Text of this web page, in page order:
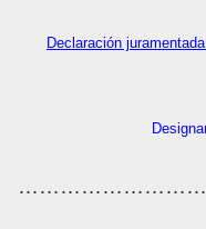
Declaración